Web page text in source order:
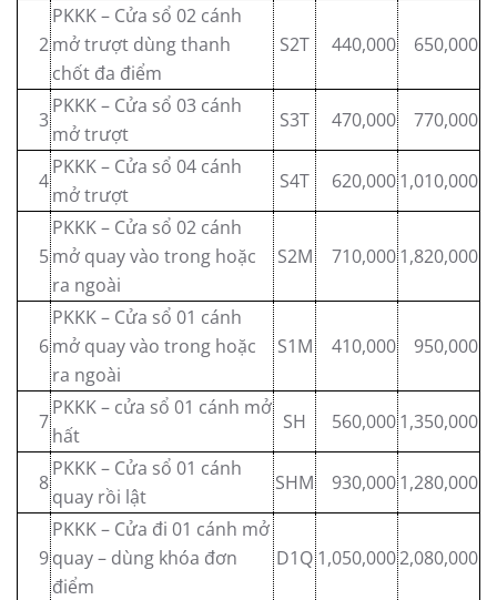
2
PKKK – Cửa sổ 02 cánh
mở trượt dùng thanh
chốt đa điểm
S2T 440,000 650,000
3
PKKK – Cửa sổ 03 cánh
mở trượt
S3T 470,000 770,000
4
PKKK – Cửa sổ 04 cánh
mở trượt
S4T 620,0001,010,000
5
PKKK – Cửa sổ 02 cánh
mở quay vào trong hoặc
ra ngoài
S2M 710,0001,820,000
6
PKKK – Cửa sổ 01 cánh
mở quay vào trong hoặc
ra ngoài
S1M 410,000 950,000
7
PKKK – cửa sổ 01 cánh mở
hất
SH 560,0001,350,000
8
PKKK – Cửa sổ 01 cánh
quay rồi lật
SHM 930,0001,280,000
9
PKKK – Cửa đi 01 cánh mở
quay – dùng khóa đơn
điểm
D1Q 1,050,0002,080,000